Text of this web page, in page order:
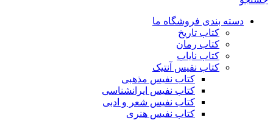
دسته بندی فروشگاه ما
کتاب تاریخ
کتاب رمان
کتاب نایاب
کتاب نفیس آنتیک
کتاب نفیس مذهبی
کتاب نفیس ایرانشناسی
کتاب نفیس شعر و ادبی
کتاب نفیس هنری